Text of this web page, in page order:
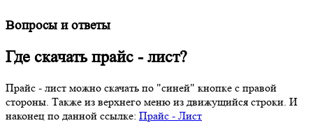
Вопросы и ответы
Где скачать прайс - лист?
Прайс - лист можно скачать по "синей" кнопке с правой
стороны. Также из верхнего меню из движущийся строки. И
наконец по данной ссылке: Прайс - Лист